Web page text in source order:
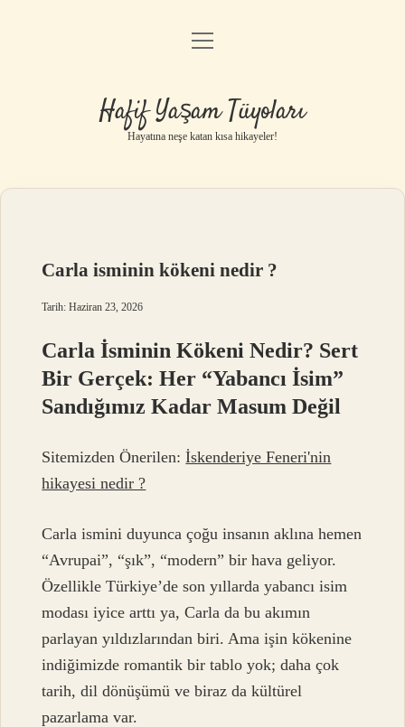
Anasayfa
Yasal Uyarı
menüyü
Hafif Yaşam Tüyoları
Hayatına neşe katan kısa hikayeler!
Carla isminin kökeni nedir ?
Tarih: Haziran 23, 2026
Carla İsminin Kökeni Nedir? Sert
Bir Gerçek: Her “Yabancı İsim”
Sandığımız Kadar Masum Değil
Sitemizden Önerilen:İskenderiye Feneri'nin
hikayesi nedir ?
Carla ismini duyunca çoğu insanın aklına hemen
“Avrupai”, “şık”, “modern” bir hava geliyor.
Özellikle Türkiye’de son yıllarda yabancı isim
modası iyice arttı ya, Carla da bu akımın
parlayan yıldızlarından biri. Ama işin kökenine
indiğimizde romantik bir tablo yok; daha çok
tarih, dil dönüşümü ve biraz da kültürel
pazarlama var.